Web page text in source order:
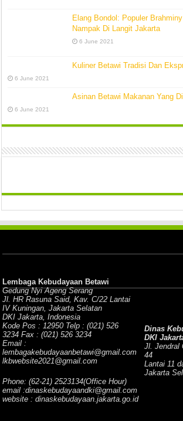
Elang Bondol: Populer
Nampak Di Langit Jakarta
6 June 2021
Kuliner Betawi Tradisi Dan
6 June 2021
Asinan Betawi Makanan Yang
6 June 2021
Lembaga Kebudayaan Betawi
Gedung Nyi Ageng Serang
Jl. HR Rasuna Said, Kav. C/22 Lantai
IV Kuningan, Jakarta Selatan
DKI Jakarta, Indonesia
Kode Pos : 12950 Telp : (021) 526
3234 Fax : (021) 526 3234
Email :
lembagakebudayaanbetawi@gmail.com
lkbwebsite2021@gmail.com
Dinas
DKI
Jl. Jendral
44
Lantai 11
Jakarta
Phone: (62-21) 2523134(Office Hour)
email :dinaskebudayaandki@gmail.com
website : dinaskebudayaan.jakarta.go.id